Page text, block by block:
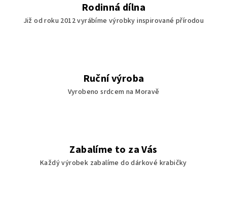
Rodinná dílna
Již od roku 2012 vyrábíme výrobky inspirované přírodou
Ruční výroba
Vyrobeno srdcem na Moravě
Zabalíme to za Vás
Každý výrobek zabalíme do dárkové krabičky